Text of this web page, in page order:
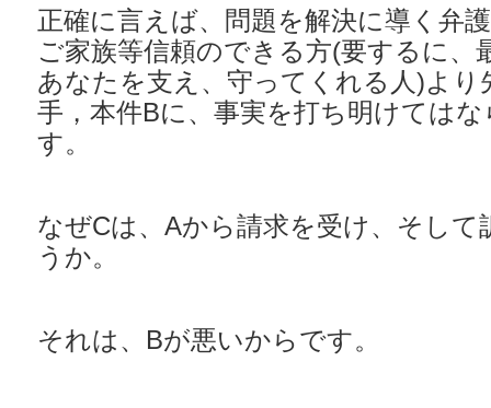
正確に言えば、問題を解決に導く弁
ご家族等信頼のできる方(要するに、
あなたを支え、守ってくれる人)より
手，本件Bに、事実を打ち明けては
す。
なぜCは、Aから請求を受け、そし
うか。
それは、Bが悪いからです。